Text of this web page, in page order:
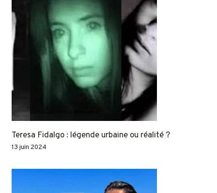
Teresa Fidalgo : légende urbaine ou réalité ?
13 juin 2024